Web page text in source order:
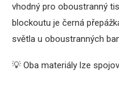
vhodný pro oboustranný
blockoutu je černá
světla u oboustranných
💡 Oba materiály lze